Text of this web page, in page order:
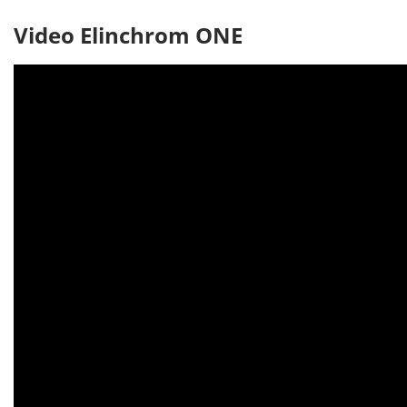
Video Elinchrom ONE